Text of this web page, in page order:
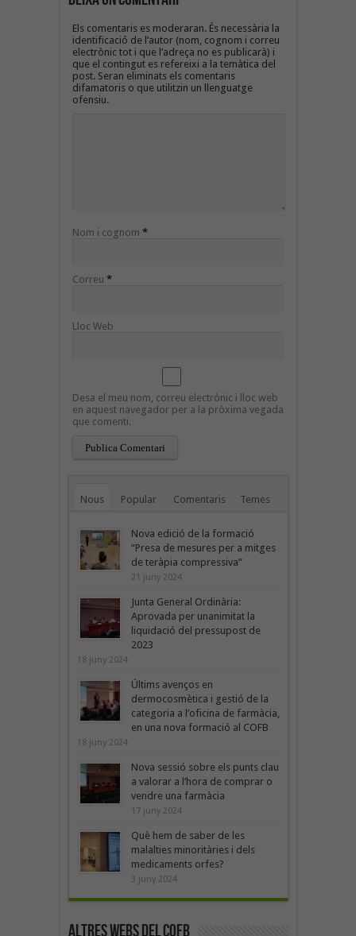
Els comentaris es moderaran. És necessària la
identificació de l’autor (nom, cognom i correu
electrònic tot i que l’adreça no es publicarà) i
que el contingut es refereixi a la temàtica del
post. Seran eliminats els comentaris
difamatoris o que utilitzin un llenguatge
ofensiu.
Nom i cognom *
Correu *
Lloc Web
Desa el meu nom, correu electrònic i lloc web
en aquest navegador per a la pròxima vegada
que comenti.
Nous Popular Comentaris Temes
Nova edició de la formació
“Presa de mesures per a mitges
de teràpia compressiva”
21 juny 2024
Junta General Ordinària:
Aprovada per unanimitat la
liquidació del pressupost de
2023
18 juny 2024
Últims avenços en
dermocosmètica i gestió de la
categoria a l’oficina de farmàcia,
en una nova formació al COFB
18 juny 2024
Nova sessió sobre els punts clau
a valorar a l’hora de comprar o
vendre una farmàcia
17 juny 2024
Què hem de saber de les
malalties minoritàries i dels
medicaments orfes?
3 juny 2024